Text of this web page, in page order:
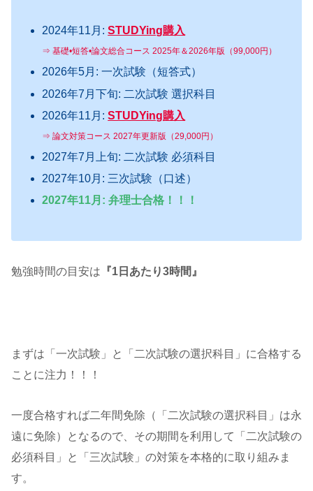
2024年11月:STUDYing購入
⇒ 基礎•短答•論文総合コース 2025年＆2026年版（99,000円）
2026年5月: 一次試験（短答式）
2026年7月下旬: 二次試験 選択科目
2026年11月:STUDYing購入
⇒ 論文対策コース 2027年更新版（29,000円）
2027年7月上旬: 二次試験 必須科目
2027年10月: 三次試験（口述）
2027年11月: 弁理士合格！！！
勉強時間の目安は 『1日あたり3時間』
まずは「一次試験」と「二次試験の選択科目」に合格する
ことに注力！！！
一度合格すれば二年間免除（「二次試験の選択科目」は永
遠に免除）となるので、その期間を利用して「二次試験の
必須科目」と「三次試験」の対策を本格的に取り組みま
す。